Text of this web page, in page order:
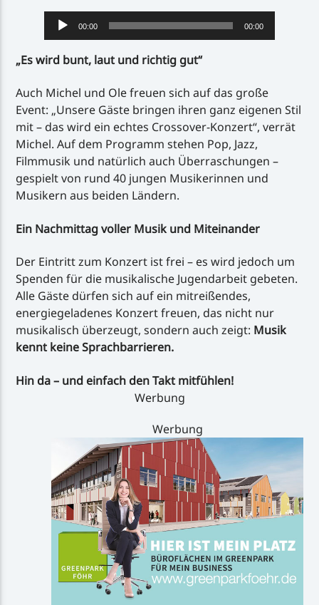
Audio-
Player
00:00 00:00
„Es wird bunt, laut und richtig gut“
Auch Michel und Ole freuen sich auf das große
Event: „Unsere Gäste bringen ihren ganz eigenen Stil
mit – das wird ein echtes Crossover-Konzert“, verrät
Michel. Auf dem Programm stehen Pop, Jazz,
Filmmusik und natürlich auch Überraschungen –
gespielt von rund 40 jungen Musikerinnen und
Musikern aus beiden Ländern.
Ein Nachmittag voller Musik und Miteinander
Der Eintritt zum Konzert ist frei – es wird jedoch um
Spenden für die musikalische Jugendarbeit gebeten.
Alle Gäste dürfen sich auf ein mitreißendes,
energiegeladenes Konzert freuen, das nicht nur
musikalisch überzeugt, sondern auch zeigt: Musik
kennt keine Sprachbarrieren.
Hin da – und einfach den Takt mitfühlen!
Werbung
Werbung